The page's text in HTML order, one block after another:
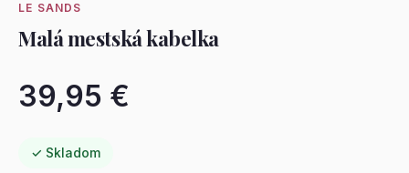
LE SANDS
Malá mestská kabelka
39,95 €
✓ Skladom